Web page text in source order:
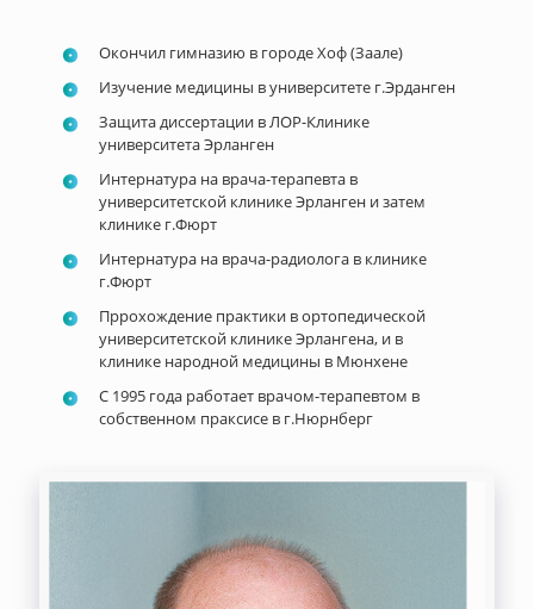
Окончил гимназию в городе Хоф (Заале)
Изучение медицины в университете г.Эрданген
Защита диссертации в ЛОР-Клинике
университета Эрланген
Интернатура на врача-терапевта в
университетской клинике Эрланген и затем
клинике г.Фюрт
Интернатура на врача-радиолога в клинике
г.Фюрт
Пррохождение практики в ортопедической
университетской клинике Эрлангена, и в
клинике народной медицины в Мюнхене
С 1995 года работает врачом-терапевтом в
собственном праксисе в г.Нюрнберг